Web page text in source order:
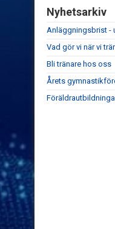
Nyhetsarkiv
Anläggningsbrist -
Vad gör vi när vi
Bli tränare hos oss
Årets